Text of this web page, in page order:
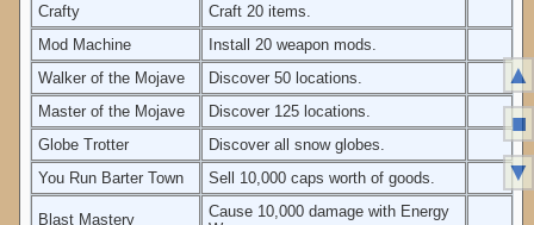
Crafty
Craft 20 items.
Mod Machine
Install 20 weapon mods.
Walker of the Mojave
Discover 50 locations.
Master of the Mojave
Discover 125 locations.
Globe Trotter
Discover all snow globes.
You Run Barter Town
Sell 10,000 caps worth of goods.
Blast Mastery
Cause 10,000 damage with Energy
▲
■
▼